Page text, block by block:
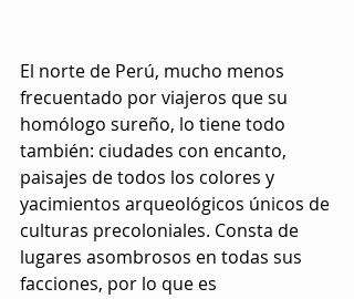
El norte de Perú, mucho menos
frecuentado por viajeros que su
homólogo sureño, lo tiene todo
también: ciudades con encanto,
paisajes de todos los colores y
yacimientos arqueológicos únicos de
culturas precoloniales. Consta de
lugares asombrosos en todas sus
facciones, por lo que es